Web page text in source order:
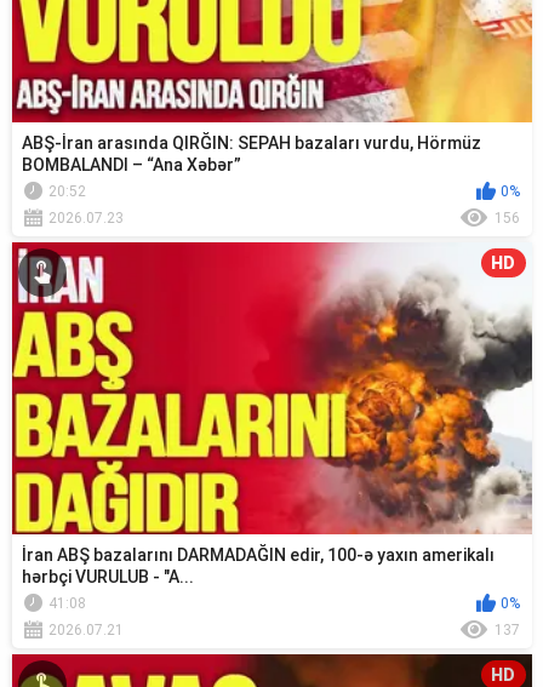
ABŞ-İran arasında QIRĞIN: SEPAH bazaları vurdu, Hörmüz
BOMBALANDI – “Ana Xəbər”
20:52
0%
2026.07.23
156
HD
İran ABŞ bazalarını DARMADAĞIN edir, 100-ə yaxın amerikalı
hərbçi VURULUB - "A...
41:08
0%
2026.07.21
137
HD